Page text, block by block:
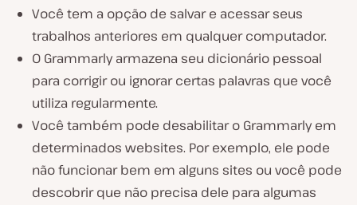
Você tem a opção de salvar e acessar seus
trabalhos anteriores em qualquer computador.
O Grammarly armazena seu dicionário pessoal
para corrigir ou ignorar certas palavras que você
utiliza regularmente.
Você também pode desabilitar o Grammarly em
determinados websites. Por exemplo, ele pode
não funcionar bem em alguns sites ou você pode
descobrir que não precisa dele para algumas